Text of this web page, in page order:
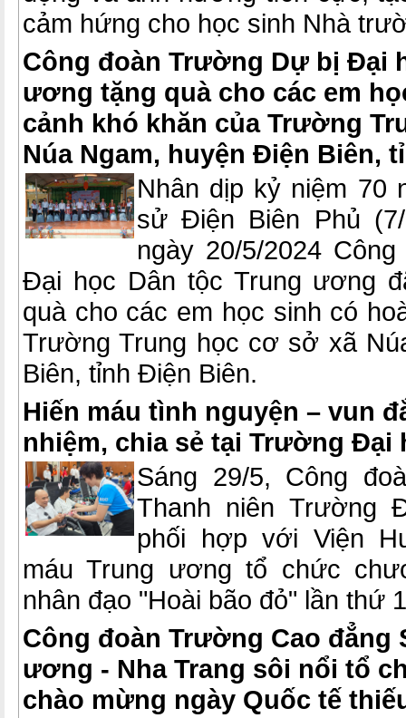
cảm hứng cho học sinh Nhà
Công đoàn Trường Dự bị Đại
ương tặng quà cho các em
cảnh khó khăn của Trường
Núa Ngam, huyện Điện Biên,
Nhân dịp kỷ niệm 70
sử Điện Biên Phủ
ngày 20/5/2024
Đại học Dân tộc Trung ương
quà cho các em học sinh có
Trường Trung học cơ sở xã
Biên, tỉnh Điện Biên.
Hiến máu tình nguyện – vun
nhiệm, chia sẻ tại Trường Đại
Sáng 29/5, Công
Thanh niên Trường
phối hợp với Viện
máu Trung ương tổ chức
nhân đạo "Hoài bão đỏ" lần thứ
Công đoàn Trường Cao đẳng
ương - Nha Trang sôi nổi tổ
chào mừng ngày Quốc tế